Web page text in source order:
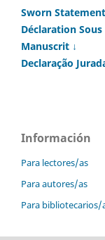
Sworn
Déclaration
Manuscrit ↓
Declaração
Información
Para lectores/as
Para autores/as
Para bibliotecarios/